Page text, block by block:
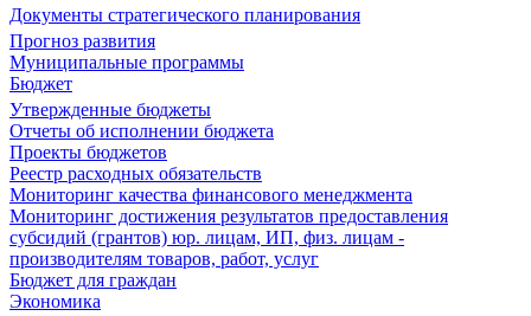
Документы стратегического планирования
Прогноз развития
Муниципальные программы
Бюджет
Утвержденные бюджеты
Отчеты об исполнении бюджета
Проекты бюджетов
Реестр расходных обязательств
Мониторинг качества финансового менеджмента
Мониторинг достижения результатов предоставления
субсидий (грантов) юр. лицам, ИП, физ. лицам -
производителям товаров, работ, услуг
Бюджет для граждан
Экономика